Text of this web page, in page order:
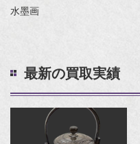
水墨画
最新の買取実績